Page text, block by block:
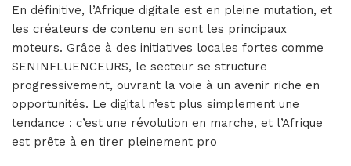
En définitive, l’Afrique digitale est en pleine mutation, et
les créateurs de contenu en sont les principaux
moteurs. Grâce à des initiatives locales fortes comme
SENINFLUENCEURS, le secteur se structure
progressivement, ouvrant la voie à un avenir riche en
opportunités. Le digital n’est plus simplement une
tendance : c’est une révolution en marche, et l’Afrique
est prête à en tirer pleinement pro